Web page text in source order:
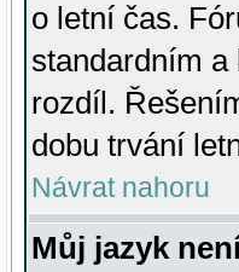
o letní čas.
standardním a
rozdíl.
dobu trvání
Návrat nahoru
Můj jazyk